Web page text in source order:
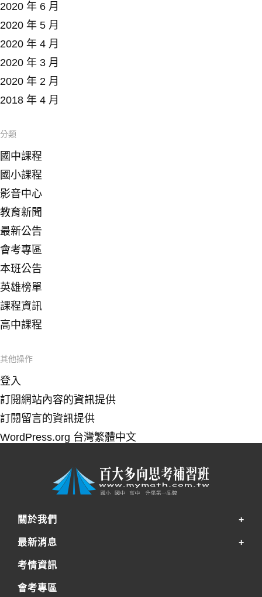
2020 年 6 月
2020 年 5 月
2020 年 4 月
2020 年 3 月
2020 年 2 月
2018 年 4 月
分類
國中課程
國小課程
影音中心
教育新聞
最新公告
會考專區
本班公告
英雄榜單
課程資訊
高中課程
其他操作
登入
訂閱網站內容的資訊提供
訂閱留言的資訊提供
WordPress.org 台灣繁體中文
關於我們
最新消息
考情資訊
會考專區